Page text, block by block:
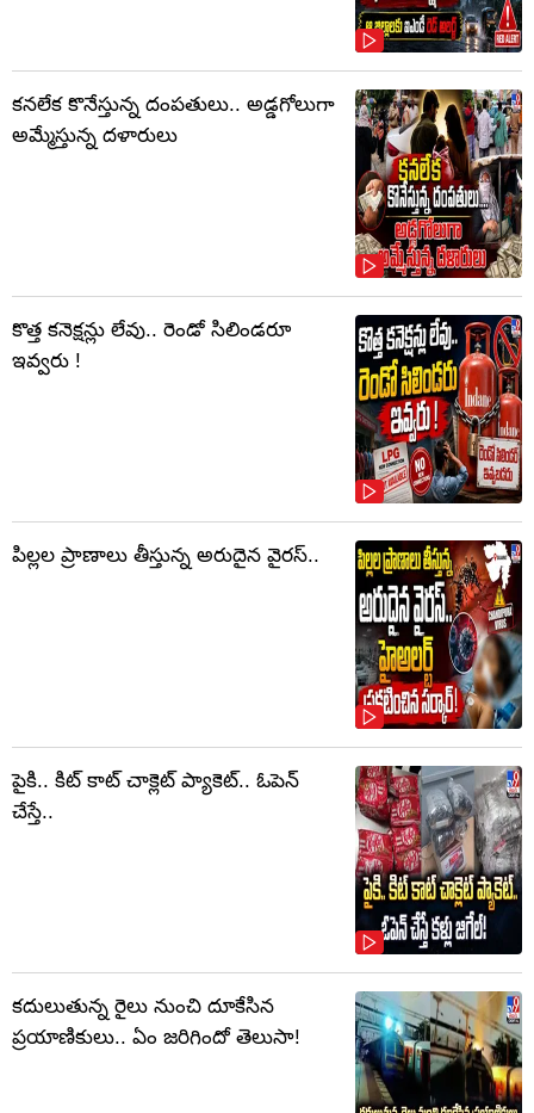
కనలేక కొనేస్తున్న దంపతులు.. అడ్డగోలుగా
అమ్మేస్తున్న దళారులు
కొత్త కనెక్షన్లు లేవు.. రెండో సిలిండరూ
ఇవ్వరు !
పిల్లల ప్రాణాలు తీస్తున్న అరుదైన వైరస్..
పైకి.. కిట్‌ కాట్‌ చాక్లెట్ ప్యాకెట్‌.. ఓపెన్‌
చేస్తే..
కదులుతున్న రైలు నుంచి దూకేసిన
ప్రయాణికులు.. ఏం జరిగిందో తెలుసా!